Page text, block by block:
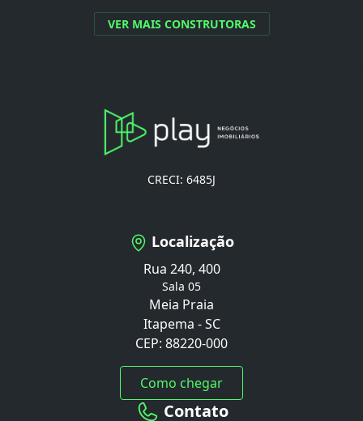
VER MAIS CONSTRUTORAS
CRECI: 6485J
Localização
Rua 240, 400
Sala 05
Meia Praia
Itapema - SC
CEP: 88220-000
Como chegar
Contato